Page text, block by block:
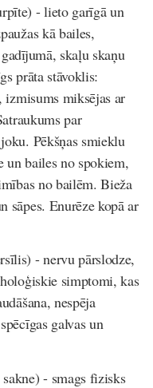
- lieto garīgā un
kā bailes,
skaļu skaņu
prāta stāvoklis:
izmisums miksējas ar
par
Pēkšņas smieklu
un bailes no spokiem,
no bailēm. Bieža
sāpes. Enurēze kopā ar
- nervu pārslodze,
simptomi, kas
nespēja
galvas un
sakne)- smags fizisks